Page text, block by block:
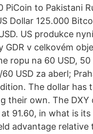
to Pakistani
Dollar 125.000
US produkce
GDR v celkovém
ropu na 60 USD, 50
USD za aberl;
The dollar
their own. The DXY
91.60, in what is
advantage